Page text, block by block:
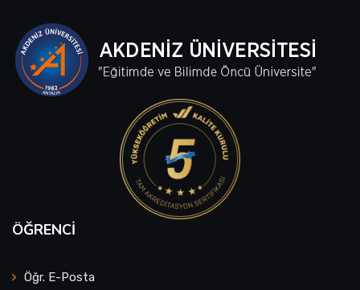
ÖĞRENCI
Öğr. E-Posta